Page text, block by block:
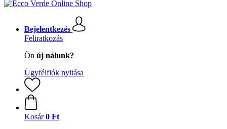
Bejelentkezés
Feliratkozás
Ön új nálunk?
Ügyfélfiók nyitása
Kosár 0 Ft